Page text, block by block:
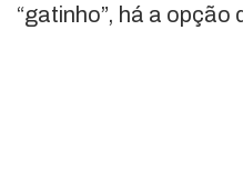
“gatinho”, há a